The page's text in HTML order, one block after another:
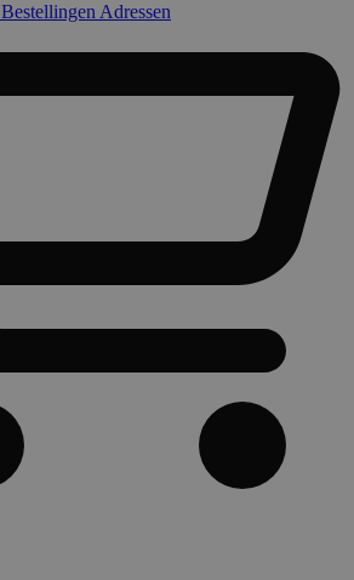
Bestellingen Adressen